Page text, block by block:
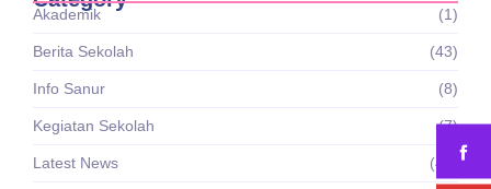
Akademik (1)
Berita Sekolah (43)
Info Sanur (8)
Kegiatan Sekolah (7)
Latest News (43)